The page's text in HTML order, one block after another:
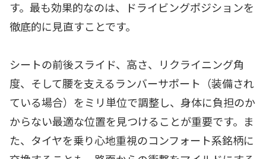
す。最も効果的なのは、ドライビングポジションを
徹底的に見直すことです。
シートの前後スライド、高さ、リクライニング角
度、そして腰を支えるランバーサポート（装備され
ている場合）をミリ単位で調整し、身体に負担のか
からない最適な位置を見つけることが重要です。ま
た、タイヤを乗り心地重視のコンフォート系銘柄に